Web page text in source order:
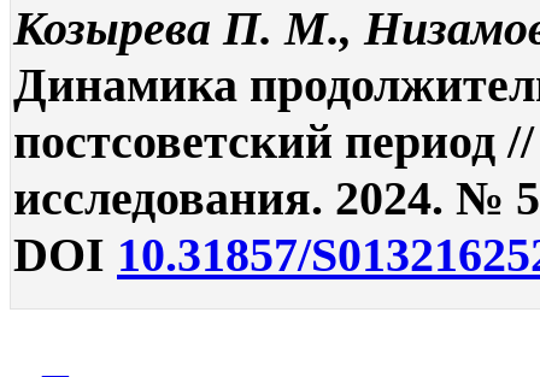
Козырева П. М.,
Динамика
постсоветский период
исследования. 2024. №
DOI 10.31857/